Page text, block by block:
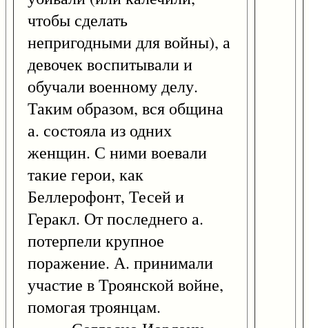
чтобы сделать
непригодными для войны), а
девочек воспитывали и
обучали военному делу.
Таким образом, вся община
а. состояла из одних
женщин. С ними воевали
такие герои, как
Беллерофонт, Тесей и
Геракл. От последнего а.
потерпели крупное
поражение. А. принимали
участие в Троянской войне,
помогая троянцам.